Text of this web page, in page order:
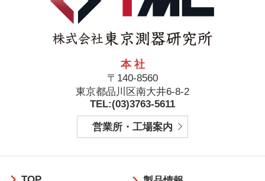
本 社
〒140-8560
東京都品川区南大井6-8-2
TEL:(03)3763-5611
営業所・工場案内